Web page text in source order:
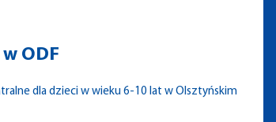
ODF
dla dzieci w wieku 6-10 lat w Olsztyńskim